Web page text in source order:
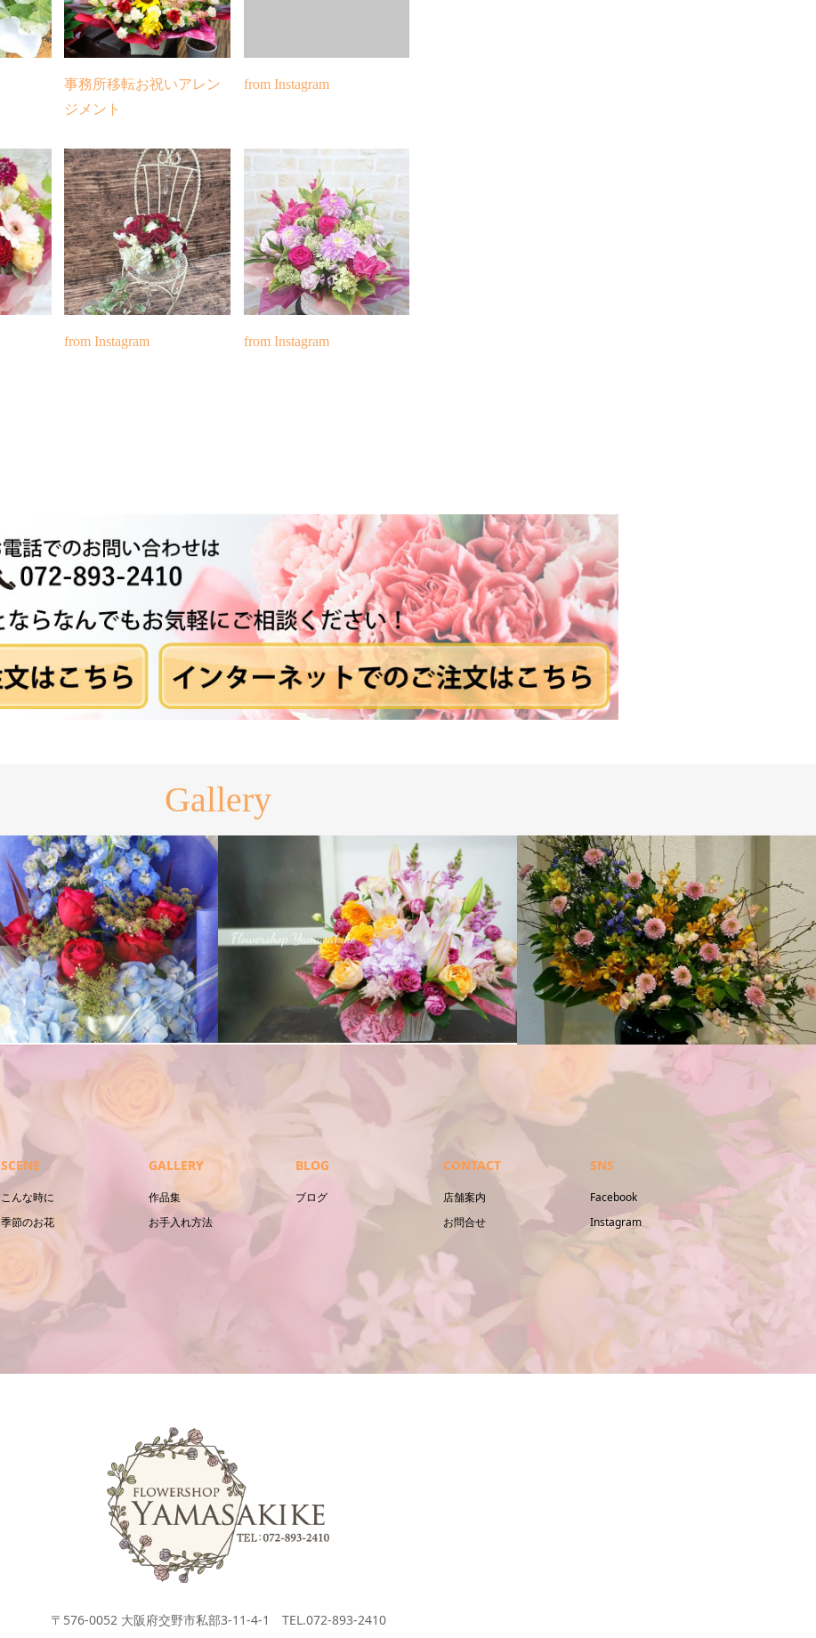
事務所移転お祝いアレン
ジメント
from Instagram
from Instagram from Instagram
Gallery
アレンジメント 活け込み
SCENE
こんな時に
季節のお花
GALLERY
作品集
お手入れ方法
BLOG
ブログ
CONTACT
店舗案内
お問合せ
SNS
Facebook
Instagram
〒576-0052 大阪府交野市私部3-11-4-1 TEL.072-893-2410